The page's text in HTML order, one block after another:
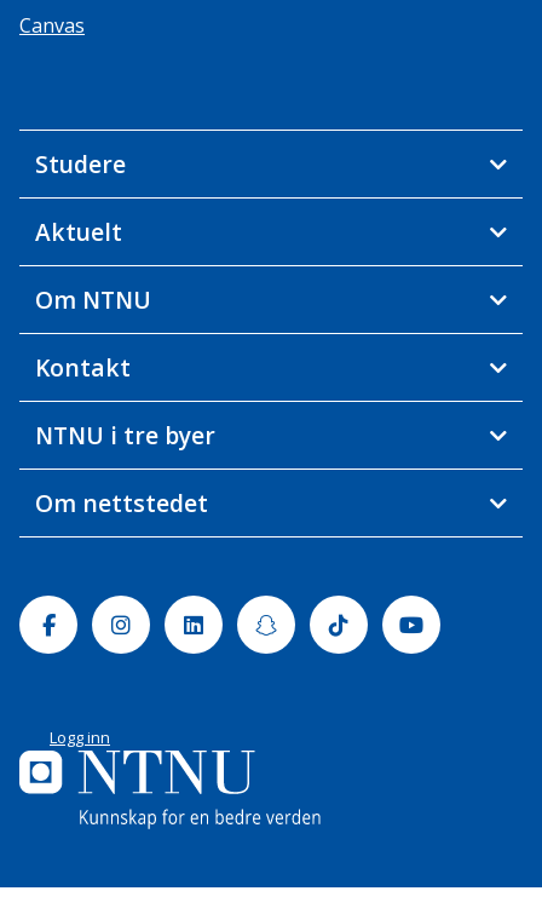
Canvas
Studere
Aktuelt
Om NTNU
Kontakt
NTNU i tre byer
Om nettstedet
FacebookInstagramLinkedinSnapchatTiktok Youtube
Logg inn